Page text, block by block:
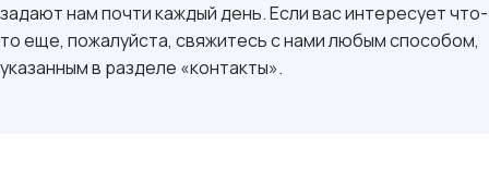
задают нам почти каждый день. Если вас интересует что-
то еще, пожалуйста, свяжитесь с нами любым способом,
указанным в разделе «контакты».